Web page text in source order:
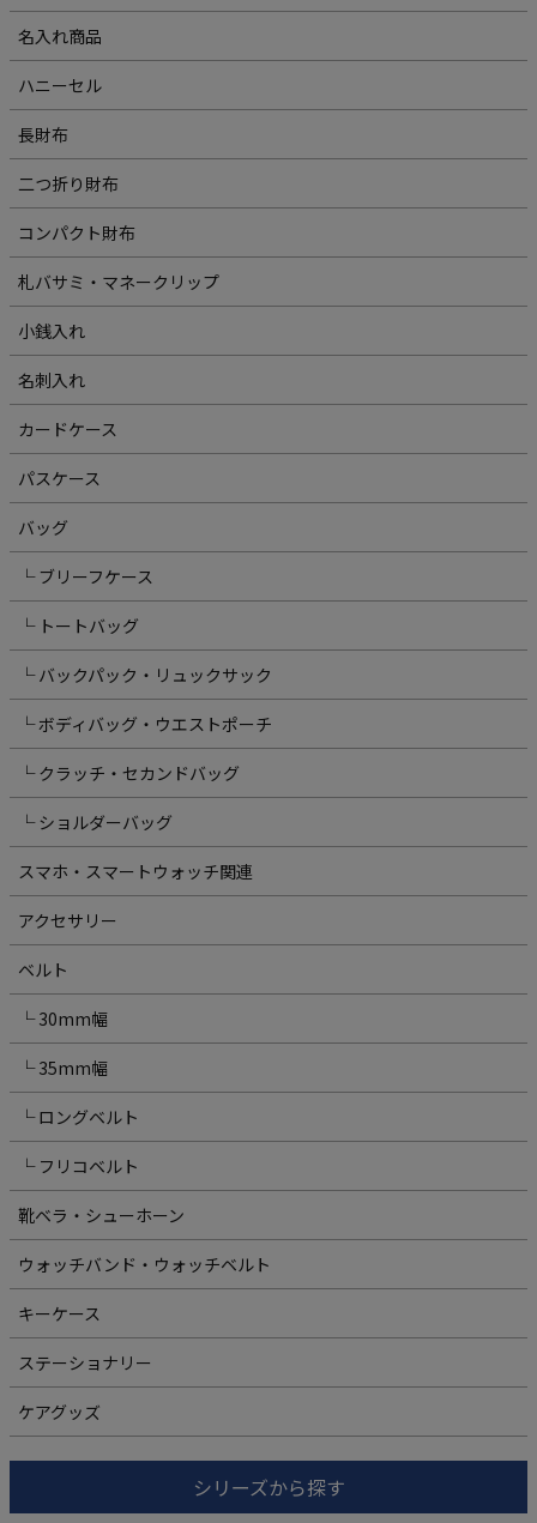
名入れ商品
ハニーセル
長財布
二つ折り財布
コンパクト財布
札バサミ・マネークリップ
小銭入れ
名刺入れ
カードケース
パスケース
バッグ
└ ブリーフケース
└ トートバッグ
└ バックパック・リュックサック
└ ボディバッグ・ウエストポーチ
└ クラッチ・セカンドバッグ
└ ショルダーバッグ
スマホ・スマートウォッチ関連
アクセサリー
ベルト
└ 30mm幅
└ 35mm幅
└ ロングベルト
└ フリコベルト
靴ベラ・シューホーン
ウォッチバンド・ウォッチベルト
キーケース
ステーショナリー
ケアグッズ
シリーズから探す